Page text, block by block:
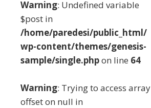
Warning: Undefined variable
$post in
/home/paredesi/public_html/
wp-content/themes/genesis-
sample/single.phpon line 64
Warning: Trying to access array
offset on null in